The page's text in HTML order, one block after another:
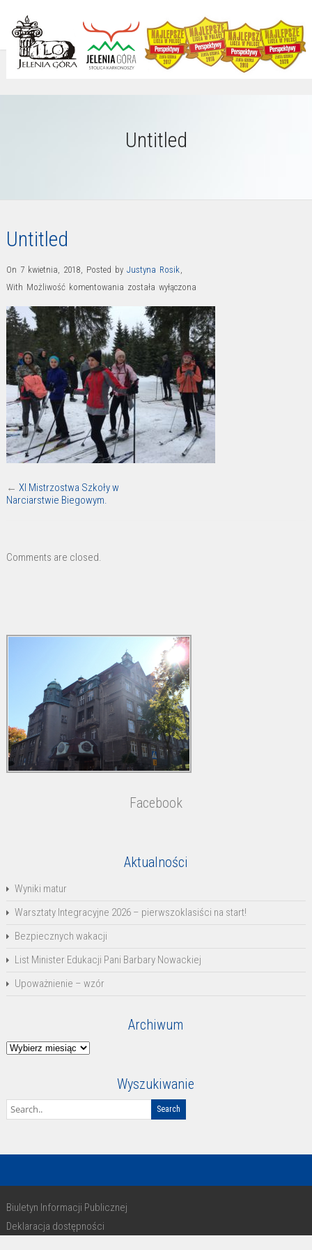
Untitled
Untitled
On 7 kwietnia, 2018, Posted by Justyna Rosik,
With Możliwość komentowania Untitled
została wyłączona
← XI Mistrzostwa Szkoły w
Narciarstwie Biegowym.
Comments are closed.
Facebook
Aktualności
Wyniki matur
Warsztaty Integracyjne 2026 – pierwszoklasiści na start!
Bezpiecznych wakacji
List Minister Edukacji Pani Barbary Nowackiej
Upoważnienie – wzór
Archiwum
Archiwum
Wyszukiwanie
Biuletyn Informacji Publicznej
Deklaracja dostępności